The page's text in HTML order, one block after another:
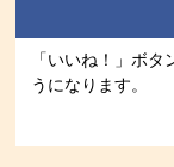
「いいね！」ボ
うになります。